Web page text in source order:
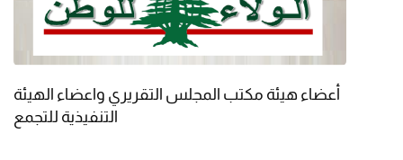
أعضاء هيئة مكتب المجلس التقريري واعضاء الهيئة
التنفيذية للتجمع